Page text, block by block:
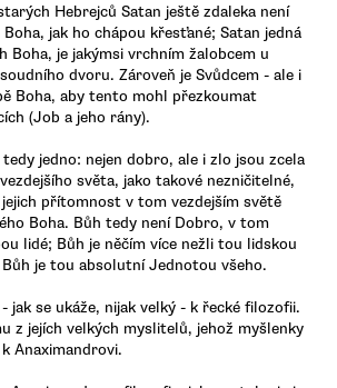
Hebrejců Satan ještě zdaleka není
jak ho chápou křesťané; Satan jedná
Boha, je jakýmsi vrchním žalobcem u
dvoru. Zároveň je Svůdcem - ale i
Boha, aby tento mohl přezkoumat
(Job a jeho rány).
jedno: nejen dobro, ale i zlo jsou zcela
světa, jako takové nezničitelné,
přítomnost v tom vezdejším světě
Boha. Bůh tedy není Dobro, v tom
lidé; Bůh je něčím více nežli tou lidskou
je tou absolutní Jednotou všeho.
jak se ukáže, nijak velký - k řecké filozofii.
z jejích velkých myslitelů, jehož myšlenky
Anaximandrovi.